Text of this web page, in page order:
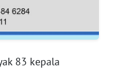
83 kepala